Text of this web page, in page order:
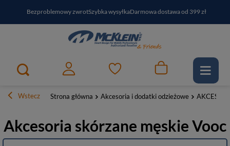
Bezproblemowy zwrotSzybka wysyłkaDarmowa dostawa od 399 zł
PayPo - kup i zapłać za30 dniZapisz się do newslettera i odbierz RABAT
Wstecz Strona główna Akcesoria i dodatki odzieżowe
Akcesoria skórzane męskie Vooc